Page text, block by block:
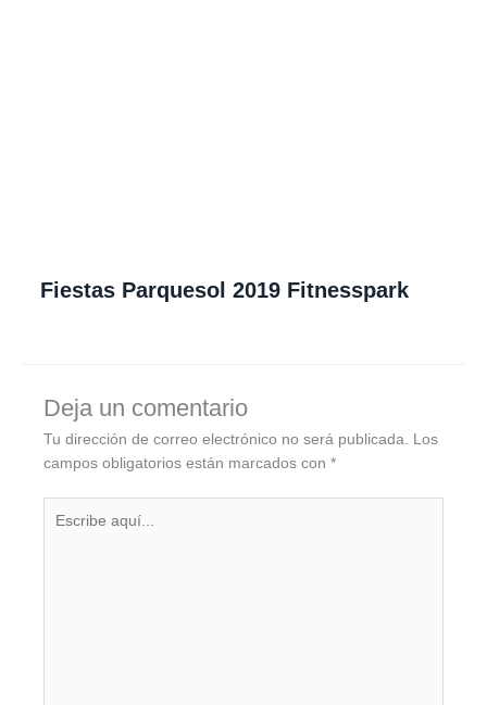
Fiestas Parquesol 2019 Fitnesspark
Deja un comentario
Tu dirección de correo electrónico no será publicada.
Los
campos obligatorios están marcados con *